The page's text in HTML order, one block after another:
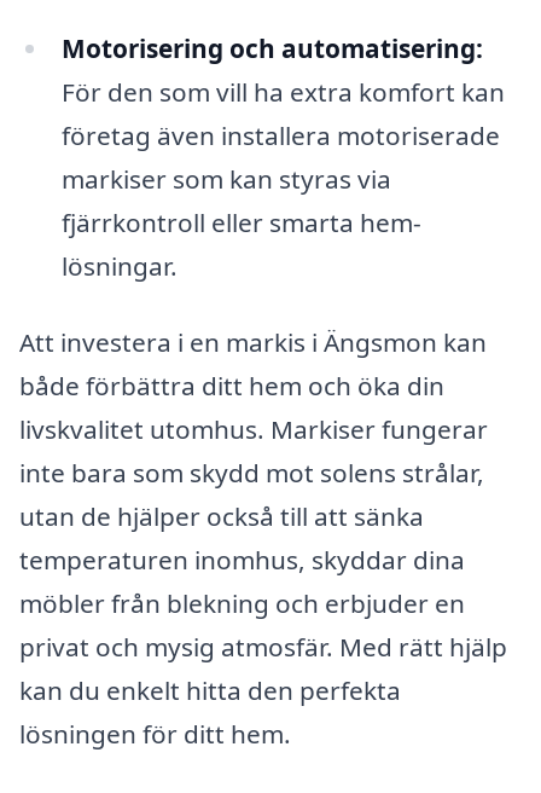
Motorisering och automatisering:
För den som vill ha extra komfort kan
företag även installera motoriserade
markiser som kan styras via
fjärrkontroll eller smarta hem-
lösningar.
Att investera i en markis i Ängsmon kan
både förbättra ditt hem och öka din
livskvalitet utomhus. Markiser fungerar
inte bara som skydd mot solens strålar,
utan de hjälper också till att sänka
temperaturen inomhus, skyddar dina
möbler från blekning och erbjuder en
privat och mysig atmosfär. Med rätt hjälp
kan du enkelt hitta den perfekta
lösningen för ditt hem.